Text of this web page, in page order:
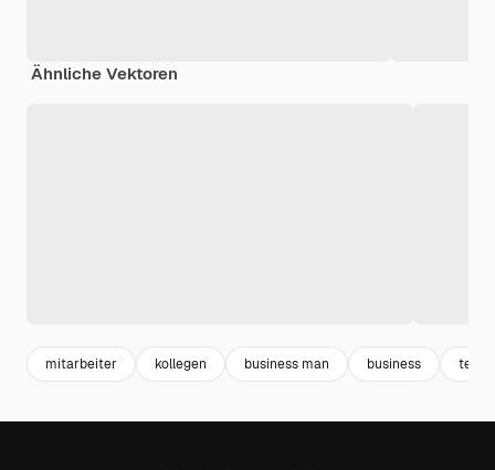
Ähnliche Vektoren
mitarbeiter kollegen business man business